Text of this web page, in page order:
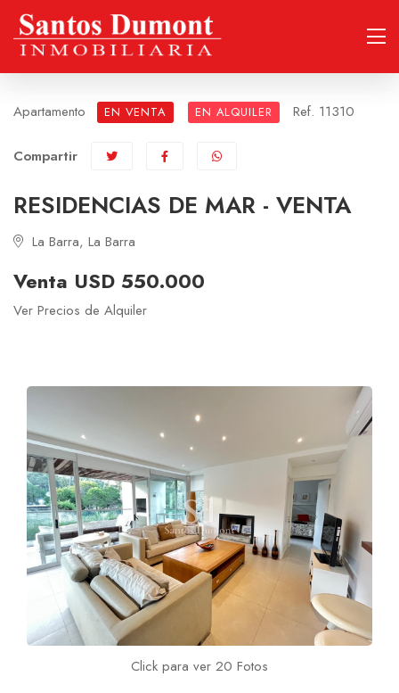
Apartamento EN VENTA EN ALQUILER Ref. 11310
Compartir
RESIDENCIAS DE MAR - VENTA
La Barra, La Barra
Venta USD 550.000
Ver Precios de Alquiler
Click para ver 20 Fotos